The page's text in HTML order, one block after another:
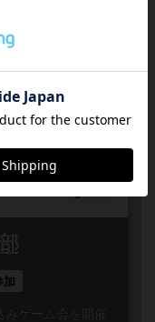
宙開拓者版会を
月22日（土...
歓迎
#カタン
加
ゲーム会を開催